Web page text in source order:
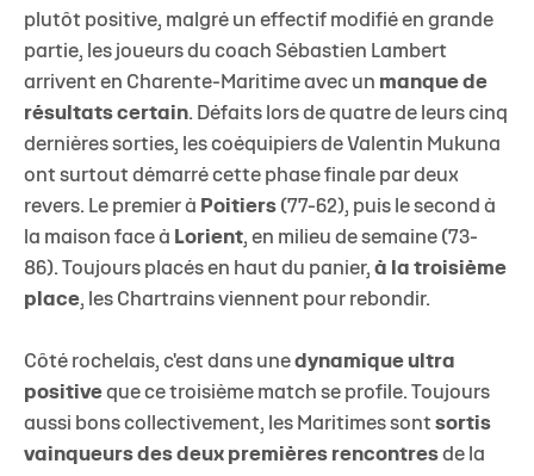
plutôt positive, malgré un effectif modifié en grande
partie, les joueurs du coach Sébastien Lambert
arrivent en Charente-Maritime avec un manque de
résultats certain. Défaits lors de quatre de leurs cinq
dernières sorties, les coéquipiers de Valentin Mukuna
ont surtout démarré cette phase finale par deux
revers. Le premier à Poitiers (77-62), puis le second à
la maison face à Lorient, en milieu de semaine (73-
86). Toujours placés en haut du panier, à la troisième
place, les Chartrains viennent pour rebondir.
Côté rochelais, c'est dans une dynamique ultra
positive que ce troisième match se profile. Toujours
aussi bons collectivement, les Maritimes sont sortis
vainqueurs des deux premières rencontres de la